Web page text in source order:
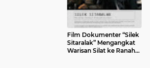
Film Dokumenter “Silek
Sitaralak” Mengangkat
Warisan Silat ke Ranah